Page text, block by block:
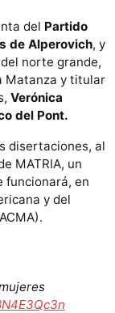
del Partido
de Alperovich, y
norte grande,
Matanza y titular
Verónica
del Pont.
disertaciones, al
MATRIA, un
funcionará, en
y del